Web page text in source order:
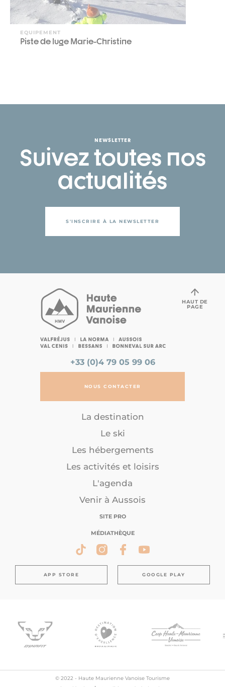
EQUIPEMENT
Piste de luge Marie-Christine
NEWSLETTER
Suivez toutes nos
actualités
S'INSCRIRE À LA NEWSLETTER
+33 (0)4 79 05 99 06
NOUS CONTACTER
La destination
Le ski
Les hébergements
Les activités et loisirs
L'agenda
Venir à Aussois
SITE PRO
MÉDIATHÈQUE
APP STORE GOOGLE PLAY
HAUT DE
PAGE
© 2022 - Haute Maurienne Vanoise Tourisme